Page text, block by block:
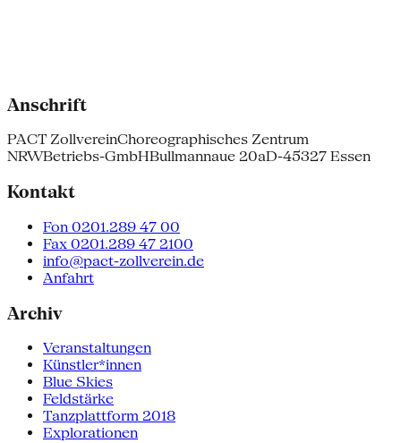
Anschrift
PACT ZollvereinChoreographisches Zentrum
NRWBetriebs-GmbHBullmannaue 20aD-45327 Essen
Kontakt
Fon 0201.289 47 00
Fax 0201.289 47 2100
info@pact-zollverein.de
Anfahrt
Archiv
Veranstaltungen
Künstler*innen
Blue Skies
Feldstärke
Tanzplattform 2018
Explorationen